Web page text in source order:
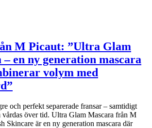
M Picaut: ”Ultra Glam
– en ny generation mascara
volym med
och perfekt separerade fransar – samtidigt
vårdas över tid. Ultra Glam Mascara från M
Skincare är en ny generation mascara där